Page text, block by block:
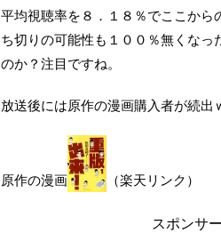
平均視聴率を８．１８％でここか
ち切りの可能性も１００％無くな
のか？注目ですね。
放送後には原作の漫画購入者が続出
原作の漫画 （楽天リンク）
スポンサ